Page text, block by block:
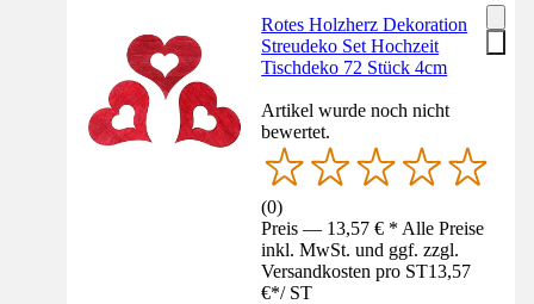
Rotes Holzherz Dekoration
Streudeko Set Hochzeit
Tischdeko 72 Stück 4cm
Artikel wurde noch nicht
bewertet.
(0)
Preis — 13,57 € * Alle Preise
inkl. MwSt. und ggf. zzgl.
Versandkosten pro ST13,57
€*/ ST